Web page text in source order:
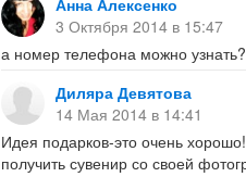
Анна Алексенко
3 Октября 2014 в 15:47
а номер телефона можно узнать?
Диляра Девятова
14 Мая 2014 в 14:41
Идея подарков-это очень
получить сувенир со своей